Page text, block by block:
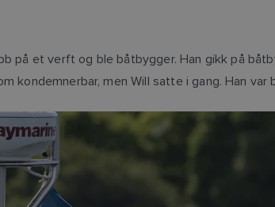
på et verft og ble båtbygger. Han gikk på
men Will satte i gang. Han var